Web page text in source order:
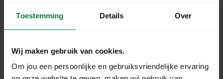
Toestemming Details Over
Wij maken gebruik van cookies.
Om jou een persoonlijke en gebruiksvriendelijke ervaring
zijn de afmetingen:
Parcel shop: lengte of diagonaal gemeten tot 100 cm
en tot 20 kg.